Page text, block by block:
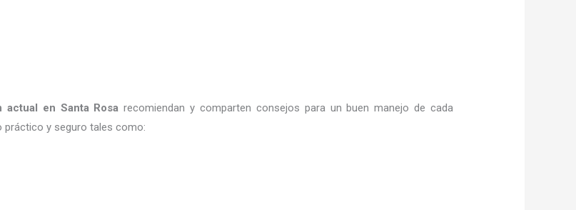
actual en Santa Rosa recomiendan y comparten consejos para un buen manejo de cada
y seguro tales como: